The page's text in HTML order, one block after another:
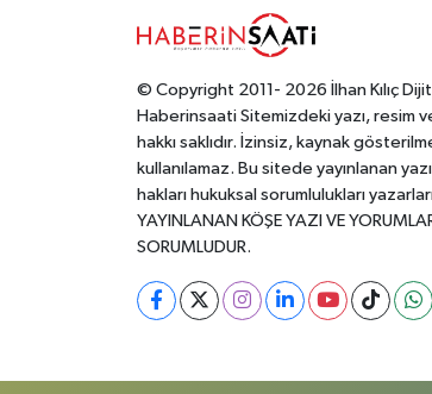
© Copyright 2011- 2026 İlhan Kılıç
Haberinsaati Sitemizdeki yazı, resim
hakkı saklıdır. İzinsiz, kaynak
kullanılamaz. Bu sitede yayınlanan
hakları hukuksal sorumlulukları
YAYINLANAN KÖŞE YAZI VE
SORUMLUDUR.